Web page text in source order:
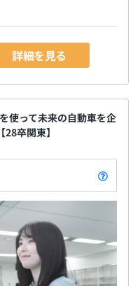
詳細を見る
使って未来の自動車を企
卒関東】